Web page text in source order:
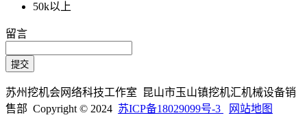
50k以上
留言
苏州挖机会网络科技工作室 昆山市玉山镇挖机汇机械设备销
售部 Copyright © 2024 苏ICP备18029099号-3 网站地图